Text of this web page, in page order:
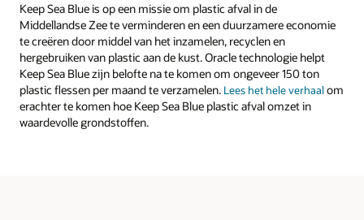
Keep Sea Blue is op een missie om plastic afval in de
Middellandse Zee te verminderen en een duurzamere economie
te creëren door middel van het inzamelen, recyclen en
hergebruiken van plastic aan de kust. Oracle technologie helpt
Keep Sea Blue zijn belofte na te komen om ongeveer 150 ton
plastic flessen per maand te verzamelen. Lees het hele verhaalom
erachter te komen hoe Keep Sea Blue plastic afval omzet in
waardevolle grondstoffen.